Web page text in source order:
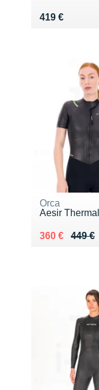
419 €
Vendu 419 €
Orca
Aesir
449 €
Au lieu de
360 €
Vendu 360 €